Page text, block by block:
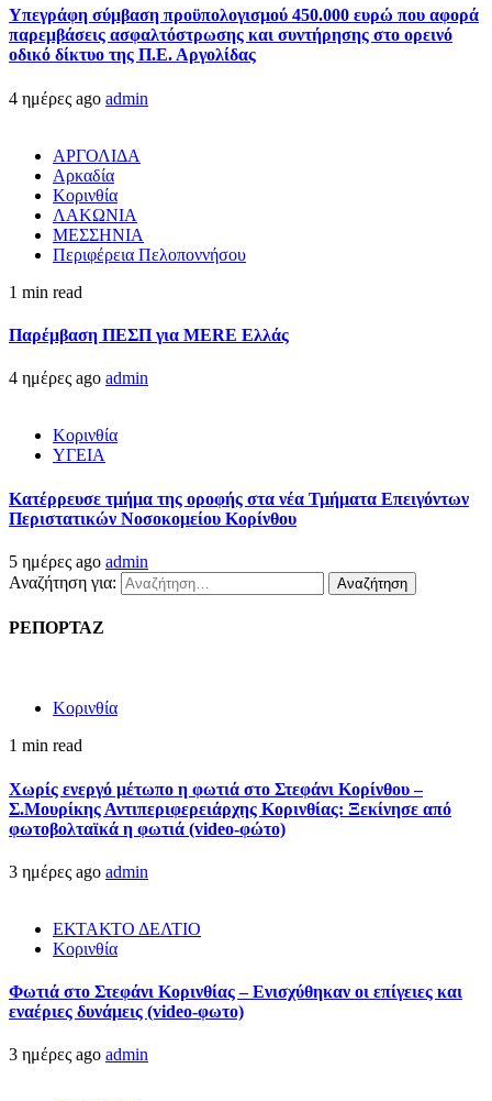
Υπεγράφη σύμβαση προϋπολογισμού 450.000 ευρώ που αφορά
παρεμβάσεις ασφαλτόστρωσης και συντήρησης στο ορεινό
οδικό δίκτυο της Π.Ε. Αργολίδας
4 ημέρες ago admin
ΑΡΓΟΛΙΔΑ
Αρκαδία
Κορινθία
ΛΑΚΩΝΙΑ
ΜΕΣΣΗΝΙΑ
Περιφέρεια Πελοποννήσου
1 min read
Παρέμβαση ΠΕΣΠ για MERE Ελλάς
4 ημέρες ago admin
Κορινθία
ΥΓΕΙΑ
Kατέρρευσε τμήμα της οροφής στα νέα Τμήματα Επειγόντων
Περιστατικών Νοσοκομείου Κορίνθου
5 ημέρες ago admin
Αναζήτηση για:
ΡΕΠΟΡΤΑΖ
Κορινθία
1 min read
Χωρίς ενεργό μέτωπο η φωτιά στο Στεφάνι Κορίνθου –
Σ.Μουρίκης Αντιπεριφερειάρχης Κορινθίας: Ξεκίνησε από
φωτοβολταϊκά η φωτιά (video-φώτο)
3 ημέρες ago admin
ΕΚΤΑΚΤΟ ΔΕΛΤΙΟ
Κορινθία
Φωτιά στο Στεφάνι Κορινθίας – Ενισχύθηκαν οι επίγειες και
εναέριες δυνάμεις (video-φωτο)
3 ημέρες ago admin